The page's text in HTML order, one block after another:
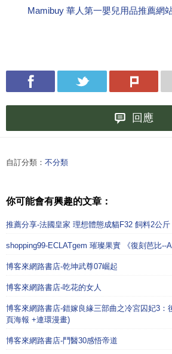
Mamibuy 華人第一嬰兒用品推薦網
回應
自訂分類： 不分類
你可能會有興趣的文章：
推薦分享-法國皇家 理想體態成貓F32 飼料2公斤
shopping99-ECLATgem 璀璨果實 《復刻芭比--
博客來網路書店-乾坤武尊07崛起
博客來網路書店-吃花的女人
博客來網路書店-錯嫁良緣三部曲之冷宮囚妃3：
頁海報 +連環漫畫)
博客來網路書店-鬥醫30感悟帝道